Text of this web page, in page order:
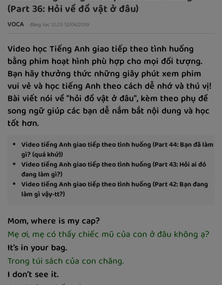
(Part 36: Hỏi về đồ vật ở đâu)
VOCA đăng lúc 12:25 12/06/2019
Video học Tiếng Anh giao tiếp theo tình huống
bằng phim hoạt hình phù hợp cho mọi đối tượng.
Bạn hãy thưởng thức những giây phút xem phim
vui vẻ và học tiếng Anh theo cách dễ nhớ và thú vị!
Bài viết nói về "hỏi đồ vật ở đâu", kèm theo phụ đề
song ngữ giúp các bạn dễ nắm bắt nội dung và học
tốt hơn.
Video tiếng Anh giao tiếp theo tình huống (Part 44: Bạn đã làm
gì? (quá khứ))
Video tiếng Anh giao tiếp theo tình huống (Part 43: Hỏi ai đó
đang làm gì?)
Video tiếng Anh giao tiếp theo tình huống (Part 42: Bạn đang
làm gì vậy-tt?)
Mom, where is my cap?
Mẹ ơi, mẹ có thấy chiếc mũ của con ở đâu không ạ?
It’s in your bag.
Trong túi sách của con chăng.
I don’t see it.